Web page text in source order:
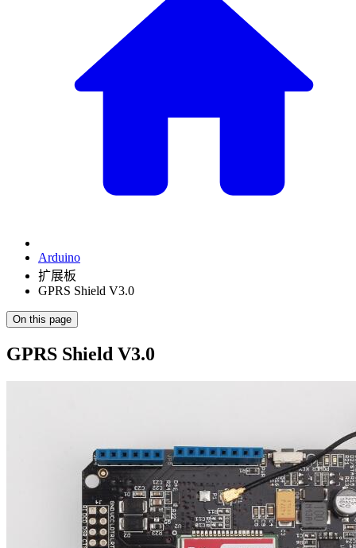
Arduino
扩展板
GPRS Shield V3.0
On this page
GPRS Shield V3.0